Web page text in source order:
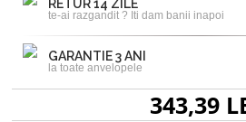
RETUR 14 ZILE
te-ai razgandit ? Iti dam banii inapoi
GARANTIE 3 ANI
la toate anvelopele
343,39